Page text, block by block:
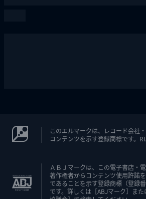
このエルマークは、レコード会社
コンテンツを示す登録商標です。
ＡＢＪマークは、この電子書店・
著作権者からコンテンツ使用許諾
であることを示す登録商標（登録
です。詳しくは［ABJマーク］ま